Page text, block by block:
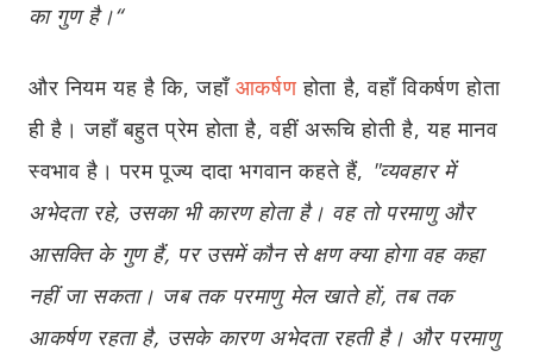
का गुण है।“
और नियम यह है कि, जहाँआकर्षणहोता है, वहाँ विकर्षण होता
ही है। जहाँ बहुत प्रेम होता है, वहीं अरूचि होती है, यह मानव
स्वभाव है। परम पूज्य दादा भगवान कहते हैं, "व्यवहार में
अभेदता रहे, उसका भी कारण होता है। वह तो परमाणु और
आसक्ति के गुण हैं, पर उसमें कौन से क्षण क्या होगा वह कहा
नहीं जा सकता। जब तक परमाणु मेल खाते हों, तब तक
आकर्षण रहता है, उसके कारण अभेदता रहती है। और परमाणु